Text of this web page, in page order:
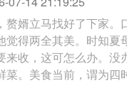
婿立马找好了下家。
觉得两全其美。时知
收，这可怎么办。